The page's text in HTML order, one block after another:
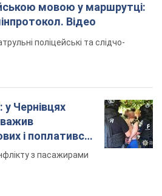
мовою у маршрутці:
Відео
поліцейські та слідчо-
Чернівцях
і поплатився.
з пасажирами